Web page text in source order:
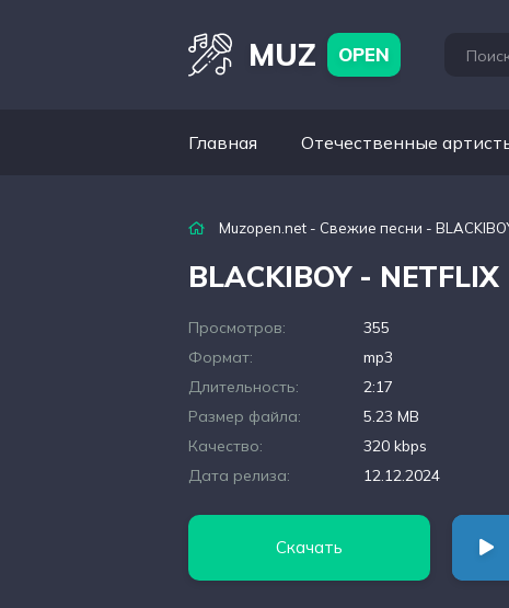
MUZ OPEN
Главная Отечественные
Muzopen.net - Свежие песни -
BLACKIBOY - NETFLIX
Просмотров:
355
Формат:
mp3
Длительность:
2:17
Размер файла:
5.23 MB
Качество:
320 kbps
Дата релиза:
12.12.2024
Скачать